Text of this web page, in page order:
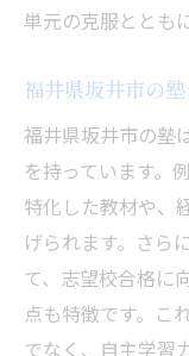
単元の克服ととも
福井県坂井市の
福井県坂井市の塾
を持っています。
特化した教材や、
げられます。さら
て、志望校合格に
点も特徴です。こ
でなく、自主学習